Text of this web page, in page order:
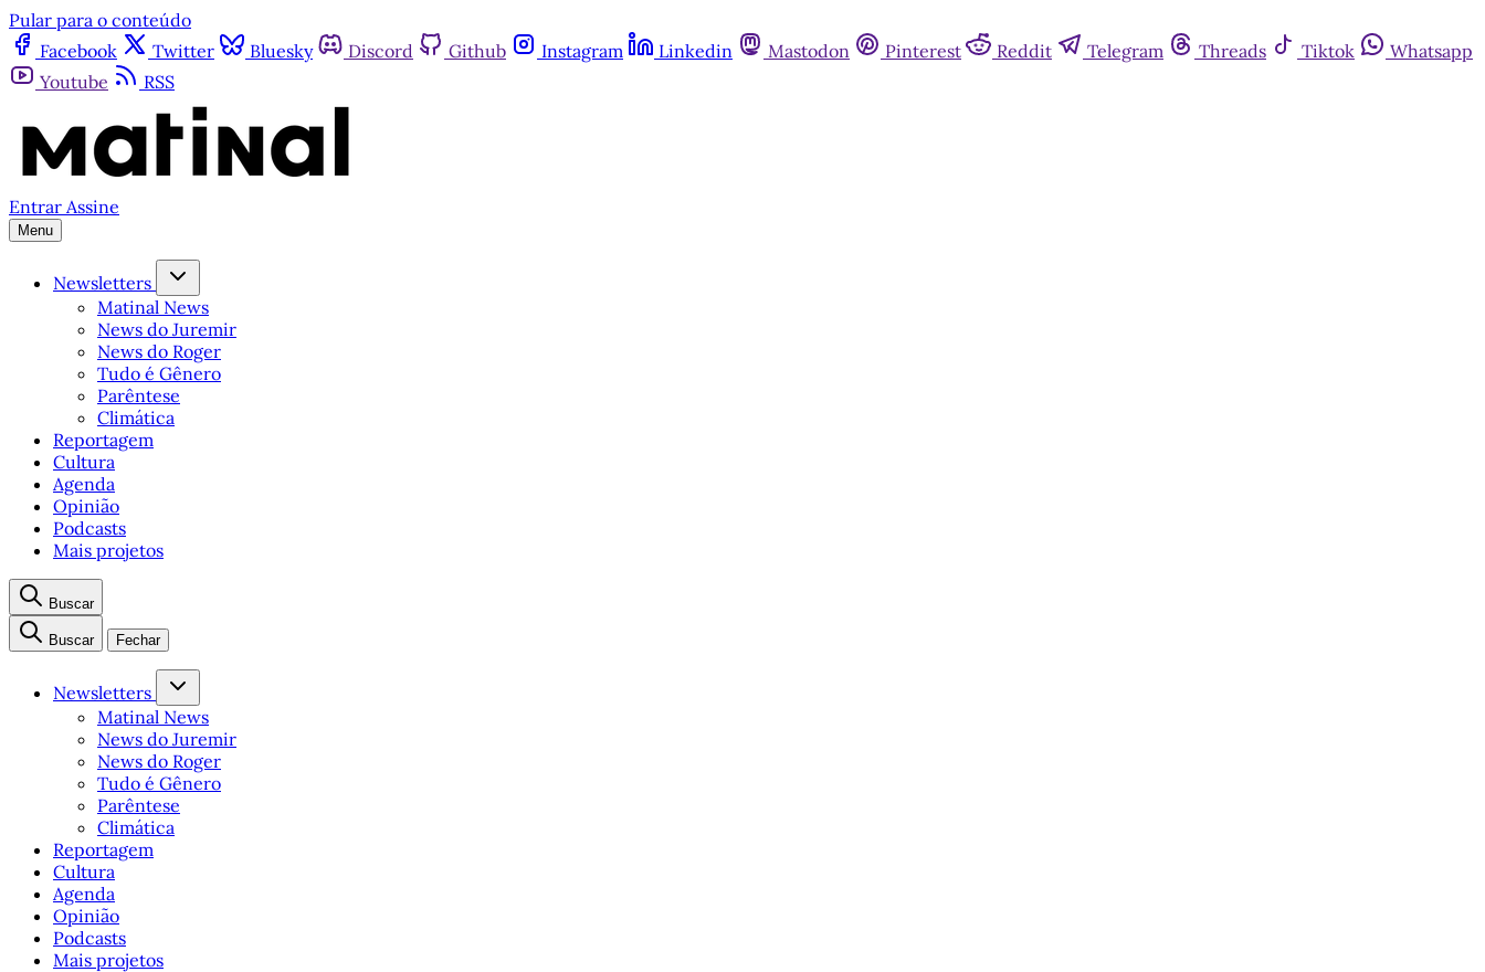
Pular para o conteúdo
Facebook
Twitter Bluesky Discord Github Instagram Linkedin Mastodon Pinterest Reddit Telegram Threads Tiktok
Whatsapp
Youtube
RSS
Entrar Assine
Menu
Newsletters
Matinal News
News do Juremir
News do Roger
Tudo é Gênero
Parêntese
Climática
Reportagem
Cultura
Agenda
Opinião
Podcasts
Mais projetos
Buscar
Buscar Fechar
Newsletters
Matinal News
News do Juremir
News do Roger
Tudo é Gênero
Parêntese
Climática
Reportagem
Cultura
Agenda
Opinião
Podcasts
Mais projetos